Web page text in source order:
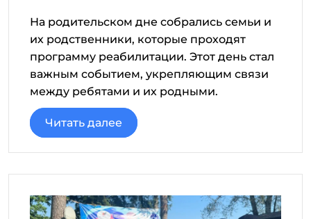
На родительском дне собрались семьи и
их родственники, которые проходят
программу реабилитации. Этот день стал
важным событием, укрепляющим связи
между ребятами и их родными.
Читать далее